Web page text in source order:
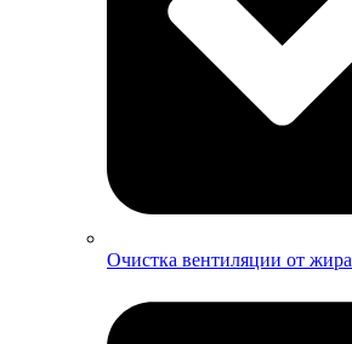
Очистка вентиляции от жира